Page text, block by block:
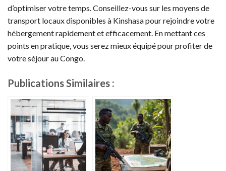
d’optimiser votre temps. Conseillez-vous sur les moyens de
transport locaux disponibles à Kinshasa pour rejoindre votre
hébergement rapidement et efficacement. En mettant ces
points en pratique, vous serez mieux équipé pour profiter de
votre séjour au Congo.
Publications Similaires :